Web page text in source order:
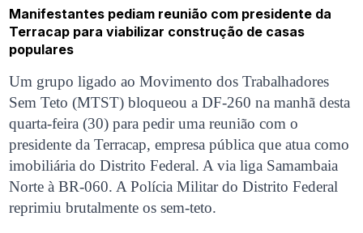
Manifestantes pediam reunião com presidente da
Terracap para viabilizar construção de casas
populares
Um grupo ligado ao Movimento dos Trabalhadores
Sem Teto (MTST) bloqueou a DF-260 na manhã desta
quarta-feira (30) para pedir uma reunião com o
presidente da Terracap, empresa pública que atua como
imobiliária do Distrito Federal. A via liga Samambaia
Norte à BR-060. A Polícia Militar do Distrito Federal
reprimiu brutalmente os sem-teto.